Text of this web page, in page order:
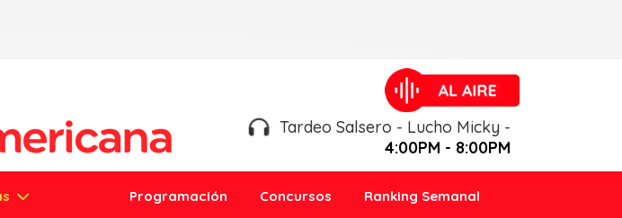
Tardeo Salsero - Lucho Micky -
4:00PM - 8:00PM
Programación Concursos Ranking Semanal